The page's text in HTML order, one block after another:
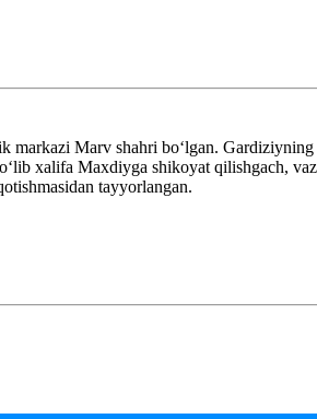
Marv shahri boʻlgan. Gardiziyning
xalifa Maxdiyga shikoyat qilishgach,
tayyorlangan.